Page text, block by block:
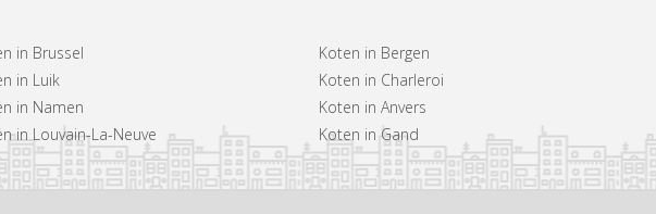
in Brussel
in Luik
in Namen
in Louvain-La-Neuve
Koten in Bergen
Koten in Charleroi
Koten in Anvers
Koten in Gand